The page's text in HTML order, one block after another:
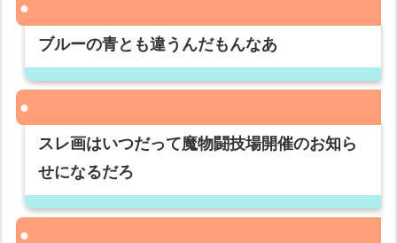
ブルーの青とも違うんだもんなあ
スレ画はいつだって魔物闘技場開催のお知ら
せになるだろ